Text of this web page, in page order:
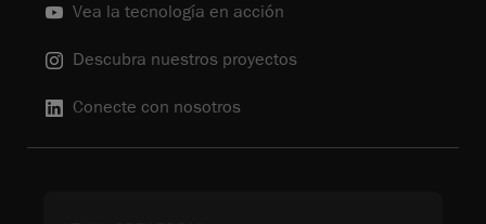
Vea la tecnología en acción
Descubra nuestros proyectos
Conecte con nosotros